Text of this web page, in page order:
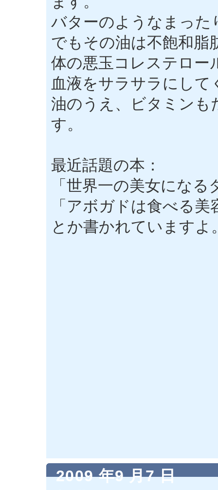
バターのようなまった
でもその油は不飽和脂
体の悪玉コレステロー
血液をサラサラにして
油のうえ、ビタミン
す。
最近話題の本：
「世界一の美女にな
「アボガドは食べる美
とか書かれていますよ
2009 年9 月7 日